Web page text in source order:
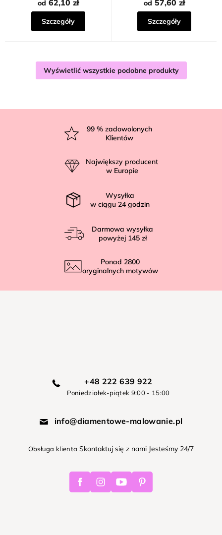
od 62,10 zł
Szczegóły
od 57,60 zł
Szczegóły
Wyświetlić wszystkie podobne produkty
99 % zadowolonych
Klientów
Największy producent
w Europie
Wysyłka
w ciągu 24 godzin
Darmowa wysyłka
powyżej 145 zł
Ponad 2800
oryginalnych motywów
+48 222 639 922
Poniedziałek-piątek 9:00 - 15:00
info@diamentowe-malowanie.pl
Obsługa klienta Skontaktuj się z nami Jesteśmy 24/7
FacebookInstagramYoutube Pinterest